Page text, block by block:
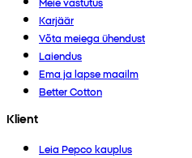
Karjäär
Võta meiega ühendust
Laiendus
Ema ja lapse maailm
Better Cotton
Klient
Leia Pepco kauplus